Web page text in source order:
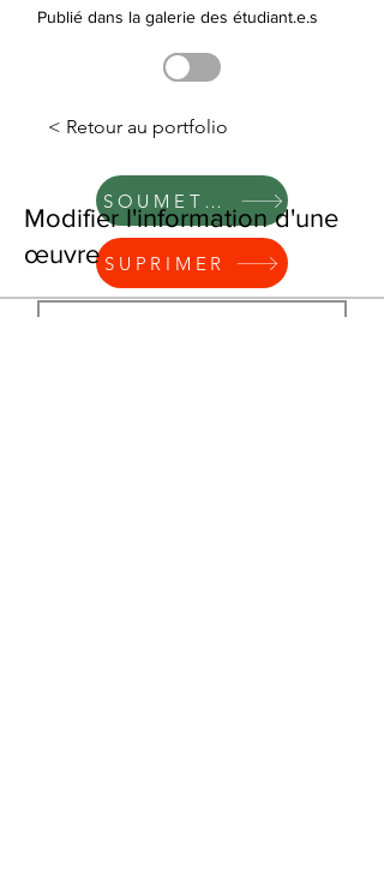
Publié dans la galerie des étudiant.e.s
SOUMETTRE
SUPRIMER
< Retour au portfolio
Modifier l'information d'une
œuvre